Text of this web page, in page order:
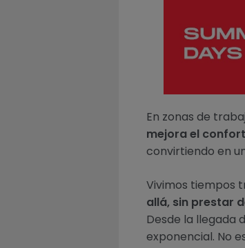
En zonas de
mejora el
convirtiendo en
Vivimos tiempos
allá, sin prestar
Desde la llegada
exponencial. No